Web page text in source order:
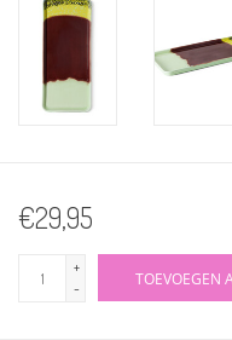
€29,95
+
-
TOEVOEGEN